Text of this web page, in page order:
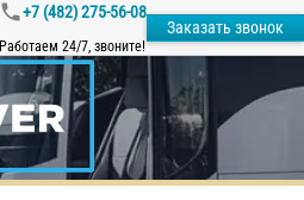
+7 (482) 275-56-08
Работаем 24/7, звоните!
Заказать звонок